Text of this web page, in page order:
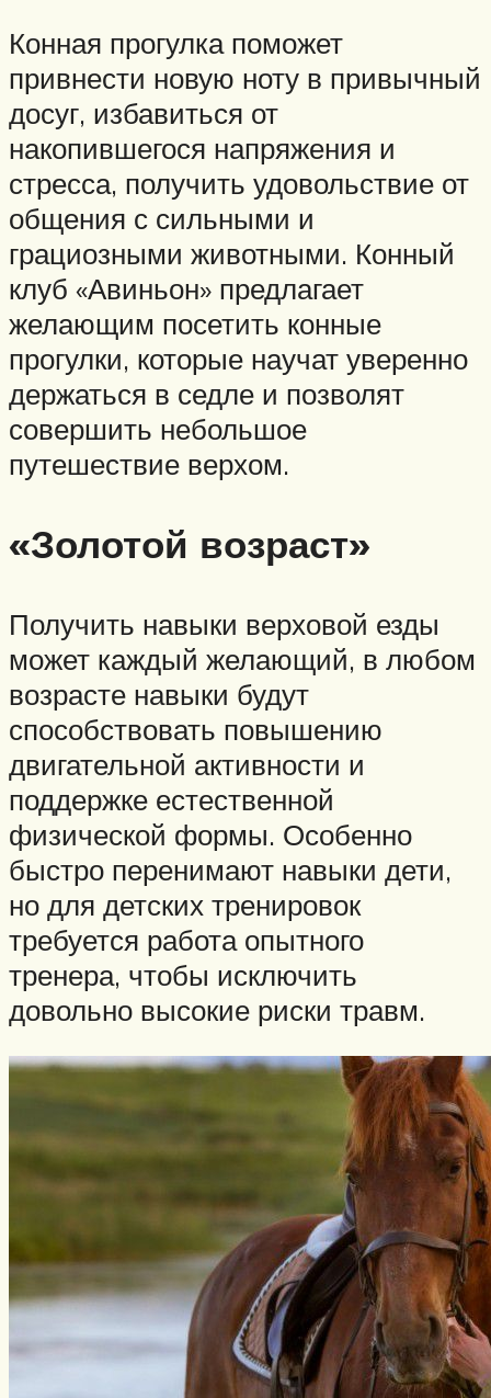
Конная прогулка поможет
привнести новую ноту в привычный
досуг, избавиться от
накопившегося напряжения и
стресса, получить удовольствие от
общения с сильными и
грациозными животными. Конный
клуб «Авиньон» предлагает
желающим посетить конные
прогулки, которые научат уверенно
держаться в седле и позволят
совершить небольшое
путешествие верхом.
«Золотой возраст»
Получить навыки верховой езды
может каждый желающий, в любом
возрасте навыки будут
способствовать повышению
двигательной активности и
поддержке естественной
физической формы. Особенно
быстро перенимают навыки дети,
но для детских тренировок
требуется работа опытного
тренера, чтобы исключить
довольно высокие риски травм.